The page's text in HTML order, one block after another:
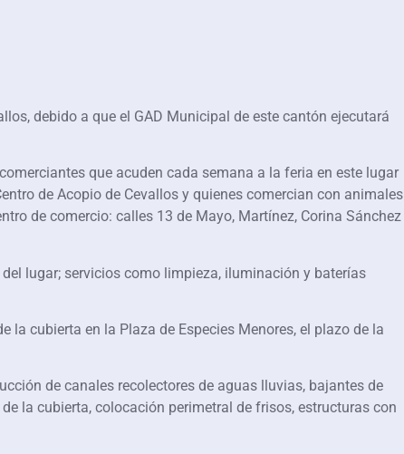
debido a que el GAD Municipal de este cantón ejecutará
que acuden cada semana a la feria en este lugar
de Acopio de Cevallos y quienes comercian con animales
de comercio: calles 13 de Mayo, Martínez, Corina Sánchez
lugar; servicios como limpieza, iluminación y baterías
la cubierta en la Plaza de Especies Menores, el plazo de la
de canales recolectores de aguas lluvias, bajantes de
la cubierta, colocación perimetral de frisos, estructuras con